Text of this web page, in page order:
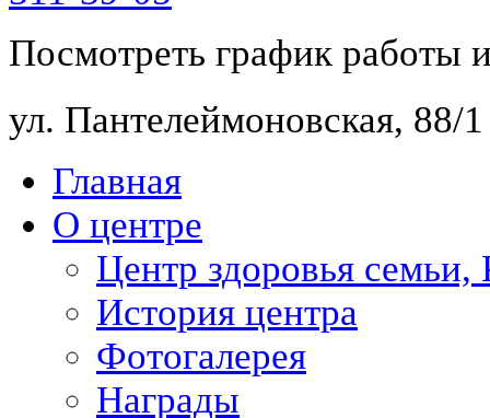
Посмотреть график работы
ул. Пантелеймоновская, 88/
Главная
О центре
Центр здоровья семьи,
История центра
Фотогалерея
Награды